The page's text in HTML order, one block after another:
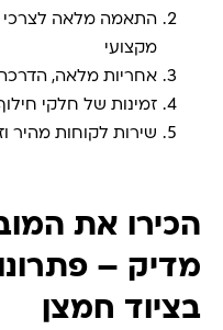
התאמה מלאה לצרכי
מקצועי
אחריות מלאה,
זמינות של חלקי
שירות לקוחות מהיר
הכירו את
מדיק –
בציוד חמצן